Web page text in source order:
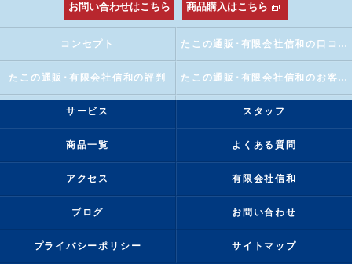
お問い合わせはこちら 商品購入はこちら
コンセプト たこの通販･有限会社信和の口コミ情報
たこの通販･有限会社信和の評判 たこの通販･有限会社信和のお客様の声
サービス スタッフ
商品一覧 よくある質問
アクセス 有限会社信和
ブログ お問い合わせ
プライバシーポリシー サイトマップ